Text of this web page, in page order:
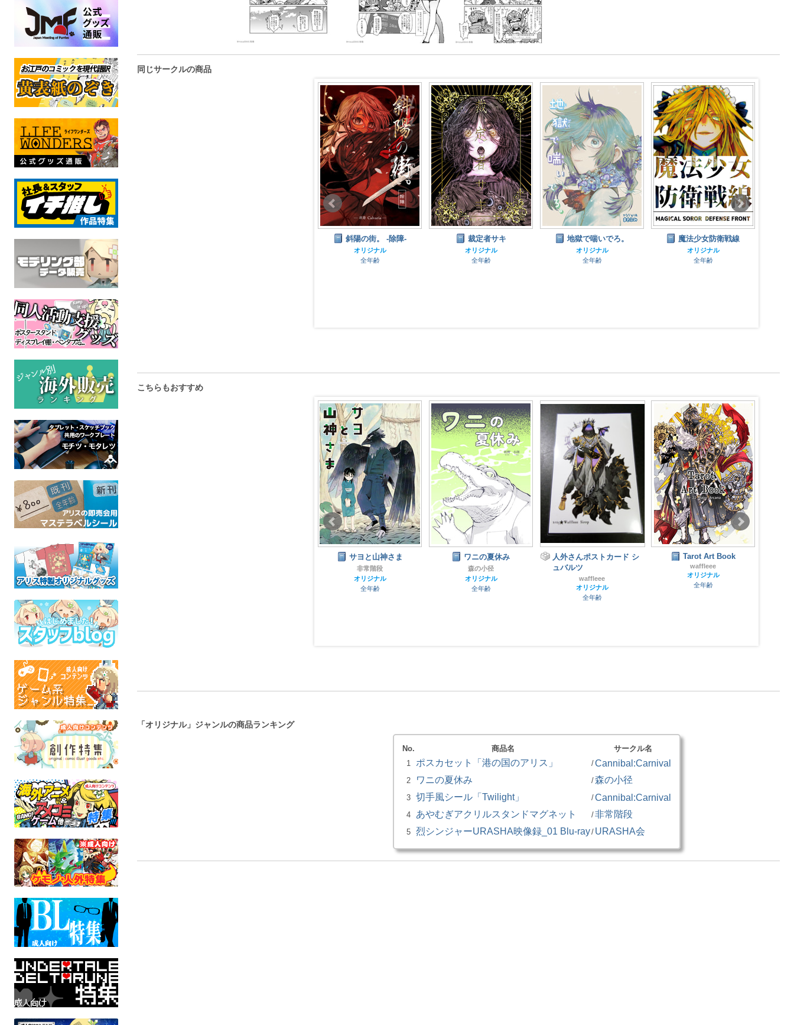
同じサークルの商品
斜陽の街。‐結障‐
全年齢
斜陽の街。 ‐除障‐
オリジナル
全年齢
裁定者サキ
オリジナル
全年齢
地獄で喘いでろ。
オリジナル
全年齢
魔法少女防衛戦線
オリジナル
全年齢
こちらもおすすめ
Tarot Art Book
waffleee
オリジナル
全年齢
Chess pieces Art Book-
Blance-
サヨと山神さま
非常階段
オリジナル
全年齢
ワニの夏休み
森の小径
オリジナル
全年齢
人外さんポストカード シ
ュバルツ
waffleee
オリジナル
全年齢
Tarot Art Book
waffleee
オリジナル
全年齢
「オリジナル」ジャンルの商品ランキング
No. 商品名
サークル名
1
ポスカセット「港の国のアリス」 /Cannibal:Carnival
2 ワニの夏休み /森の小径
3 切手風シール「Twilight」 /Cannibal:Carnival
4 あやむぎアクリルスタンドマグネット /非常階段
5 烈シンジャーURASHA映像録_01 Blu-ray/ URASHA会